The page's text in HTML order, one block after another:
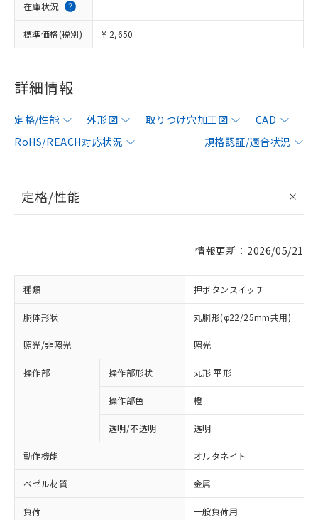
在庫状況
標準価格(税別) ¥ 2,650
詳細情報
定格/性能 外形図 取りつけ穴加工図
CAD
RoHS/REACH対応状況
規格認証/適合状況
定格/性能
情報更新：2026/05/21
種類 押ボタンスイッチ
胴体形状 丸胴形(φ22/25mm共用)
照光/非照光 照光
操作部 操作部形状 丸形 平形
操作部色 橙
透明/不透明 透明
動作機能 オルタネイト
ベゼル材質 金属
負荷 一般負荷用